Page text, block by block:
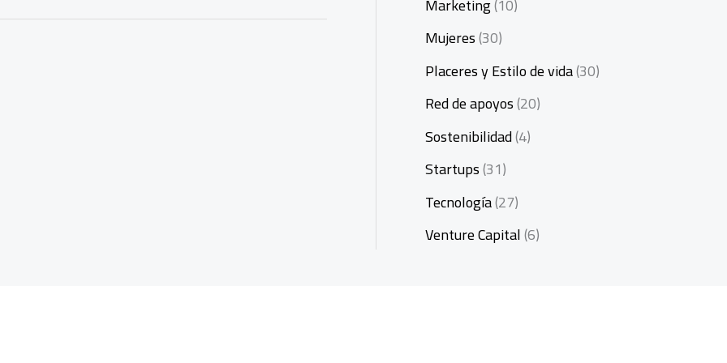
Mujeres(30)
Placeres y Estilo de vida(30)
Red de apoyos(20)
Sostenibilidad(4)
Startups(31)
Tecnología(27)
Venture Capital(6)